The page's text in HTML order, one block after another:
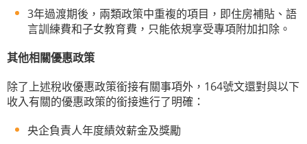
3年過渡期後，兩類政策中重複的項目，即住房補貼、語
言訓練費和子女教育費，只能依規享受專項附加扣除。
其他相關優惠政策
除了上述稅收優惠政策銜接有關事項外，164號文還對與以下
收入有關的優惠政策的銜接進行了明確：
央企負責人年度績效薪金及獎勵